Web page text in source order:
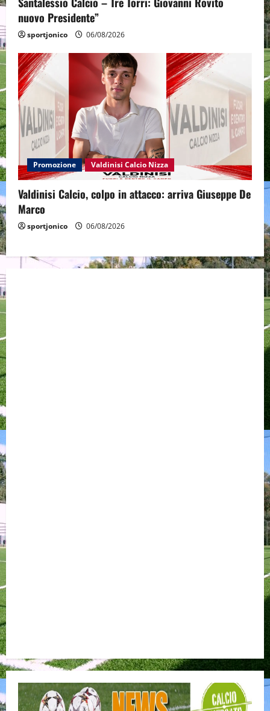
nuovo Presidente”
sportjonico 06/08/2026
Promozione Valdinisi Calcio Nizza
Valdinisi Calcio, colpo in attacco: arriva Giuseppe De
Marco
sportjonico 06/08/2026